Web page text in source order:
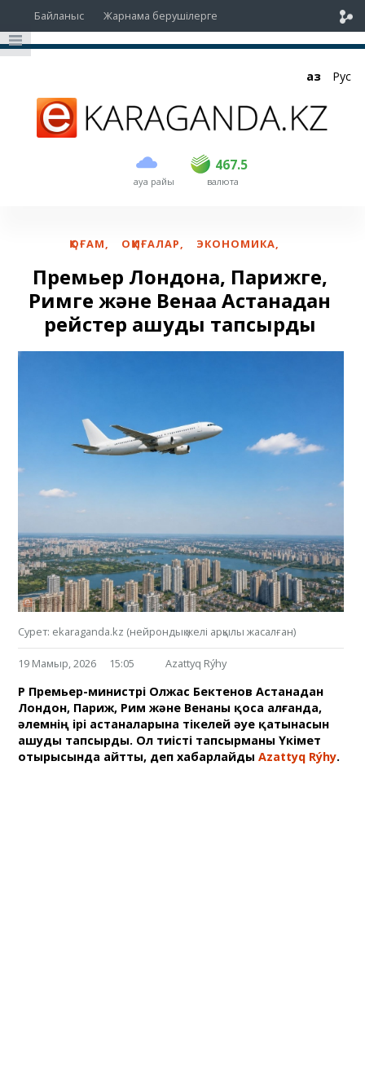
Байланыс Жарнама берушілерге
Қаз Рус
ауа райы
467.5
USD 466.5 467.5
EUR валюта
ҚОҒАМ, ОҚИҒАЛАР, ЭКОНОМИКА,
Премьер Лондонға, Парижге,
Римге және Венаға Астанадан
рейстер ашуды тапсырды
Сурет: ekaraganda.kz (нейрондық желі арқылы жасалған)
19 Мамыр, 2026 15:05 Azattyq Rýhy
ҚР Премьер-министрі Олжас Бектенов Астанадан
Лондон, Париж, Рим және Венаны қоса алғанда,
әлемнің ірі астаналарына тікелей әуе қатынасын
ашуды тапсырды. Ол тиісті тапсырманы Үкімет
отырысында айтты, деп хабарлайдыAzattyq Rýhy.